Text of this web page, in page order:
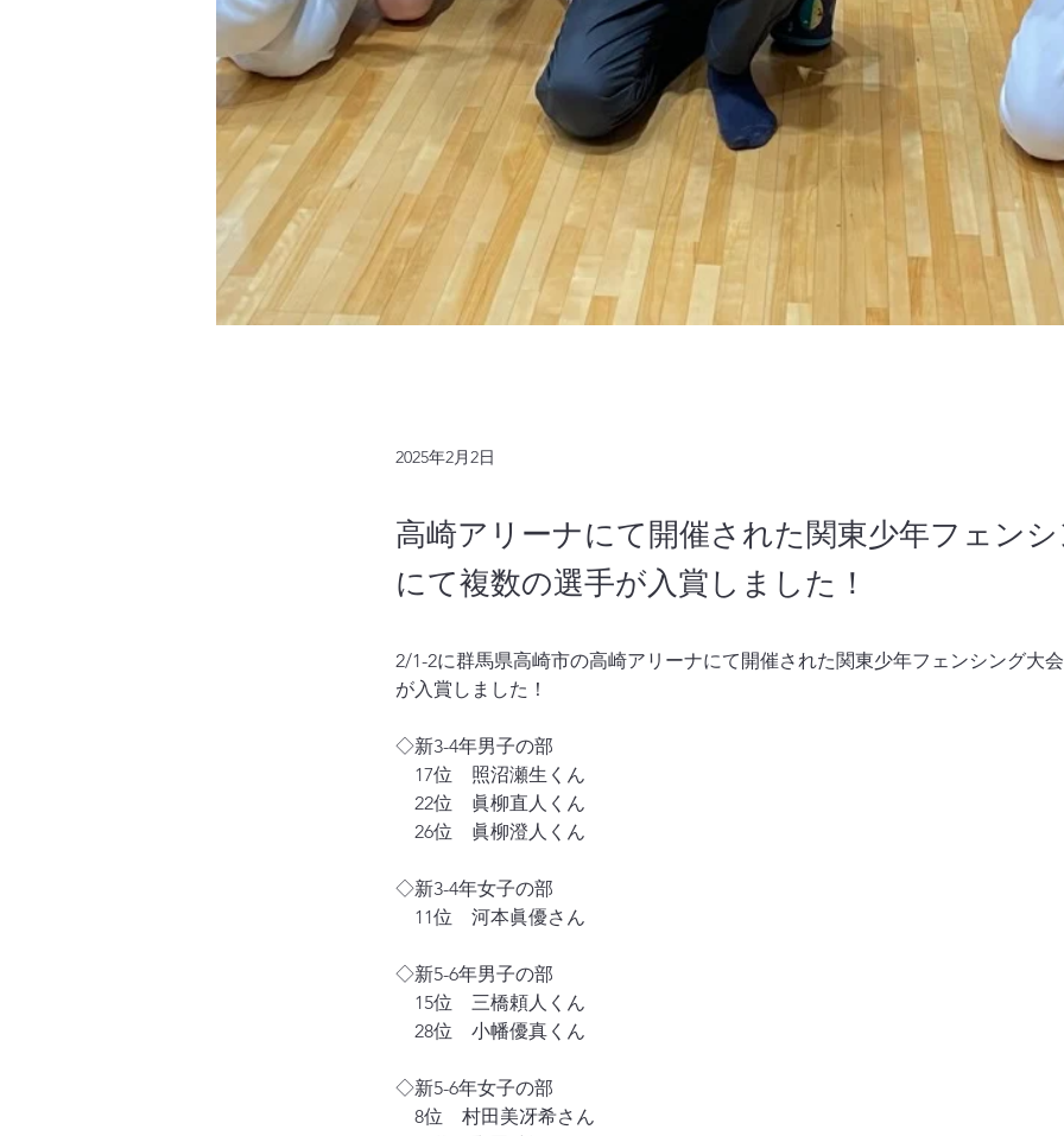
2025年2月2日
高崎アリーナにて開催された関東少年フェン
にて複数の選手が入賞しました！
2/1-2に群馬県高崎市の高崎アリーナにて開催された関東少年フェンシング大
が入賞しました！
◇新3-4年男子の部
17位　照沼瀬生くん
22位　眞柳直人くん
26位　眞柳澄人くん
◇新3-4年女子の部
11位　河本眞優さん
◇新5-6年男子の部
15位　三橋頼人くん
28位　小幡優真くん
◇新5-6年女子の部
8位　村田美冴希さん